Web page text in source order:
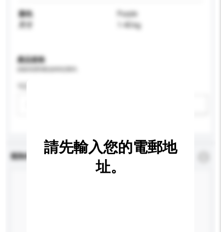
顏色
Purple
1-40 kg
產品規格
查詢內容 * 必須填寫
請先輸入您的電郵地
址。